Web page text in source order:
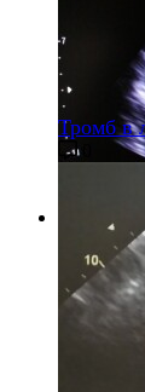
Тромб в
0